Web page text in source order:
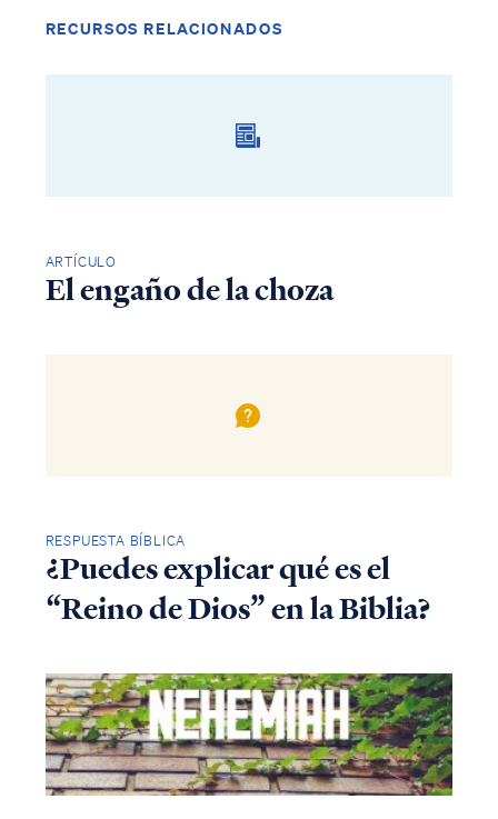
RECURSOS RELACIONADOS
ARTÍCULO
El engaño de la choza
RESPUESTA BÍBLICA
¿Puedes explicar qué es el
“Reino de Dios” en la Biblia?